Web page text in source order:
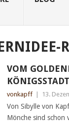
VOM
vonkapff 13.
Von Sibylle von
Mönche sind schon